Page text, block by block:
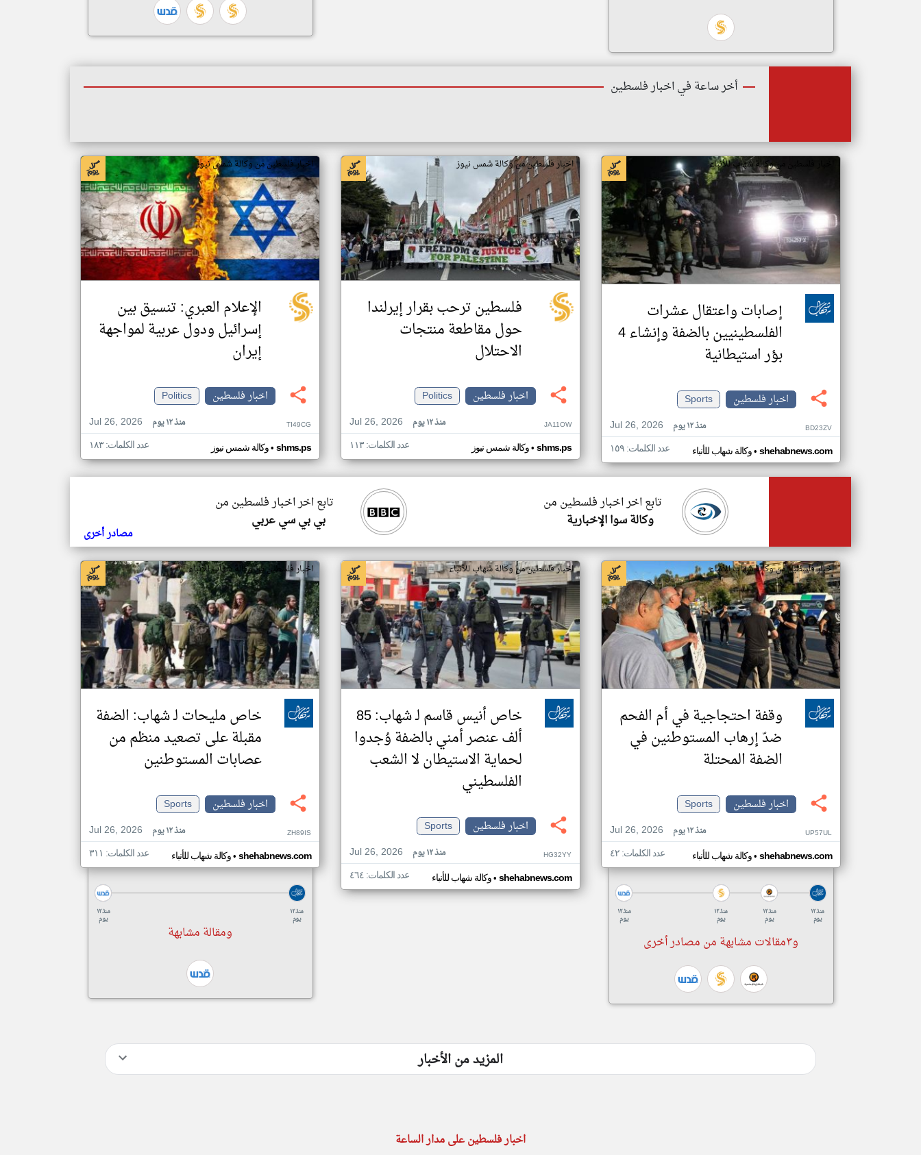
أخر ساعة في اخبار فلسطين
اخبار فلسطين من وكالة شهاب للأنباء
إصابات واعتقال عشرات
الفلسطينيين بالضفة وإنشاء 4
بؤر استيطانية
اخبار فلسطين
Sports
Jul 26, 2026
منذ ١٢ يوم BD23ZV
وكالة شهاب للأنباء• shehabnews.com عدد الكلمات: ١٥٩
اخبار فلسطين من وكالة شمس نيوز
فلسطين ترحب بقرار إيرلندا
حول مقاطعة منتجات
الاحتلال
اخبار فلسطين
Politics
Jul 26, 2026
منذ ١٢ يوم JA11OW
وكالة شمس نيوز• shms.ps عدد الكلمات: ١١٣
اخبار فلسطين من وكالة شمس نيوز
الإعلام العبري: تنسيق بين
إسرائيل ودول عربية لمواجهة
إيران
اخبار فلسطين
Politics
Jul 26, 2026
منذ ١٢ يوم TI49CG
وكالة شمس نيوز• shms.ps عدد الكلمات: ١٨٣
تابع اخر اخبار فلسطين من
بي بي سي عربي
تابع اخر اخبار فلسطين من
وكالة سوا الإخبارية
مصادر أخرى
اخبار فلسطين من وكالة شهاب للأنباء
وقفة احتجاجية في أم الفحم
ضدّ إرهاب المستوطنين في
الضفة المحتلة
اخبار فلسطين
Sports
Jul 26, 2026
منذ ١٢ يوم UP57UL
وكالة شهاب للأنباء• shehabnews.com عدد الكلمات: ٤٢
منذ ١٢
يوم
منذ ١٢
يوم
منذ ١٢
يوم
منذ ١٢
يوم
و٣مقالات مشابهة من مصادر أخرى
اخبار فلسطين من وكالة شهاب للأنباء
خاص أنيس قاسم لـ شهاب: 85
ألف عنصر أمني بالضفة وُجدوا
لحماية الاستيطان لا الشعب
الفلسطيني
اخبار فلسطين
Sports
Jul 26, 2026
منذ ١٢ يوم HG32YY
وكالة شهاب للأنباء• shehabnews.com عدد الكلمات: ٤٦٤
اخبار فلسطين من وكالة شهاب للأنباء
خاص مليحات لـ شهاب: الضفة
مقبلة على تصعيد منظم من
عصابات المستوطنين
اخبار فلسطين
Sports
Jul 26, 2026
منذ ١٢ يوم ZH89IS
وكالة شهاب للأنباء• shehabnews.com عدد الكلمات: ٣١١
منذ ١٢
يوم
منذ ١٢
يوم
ومقالة مشابهة
المزيد من الأخبار
اخبار فلسطين على مدار الساعة